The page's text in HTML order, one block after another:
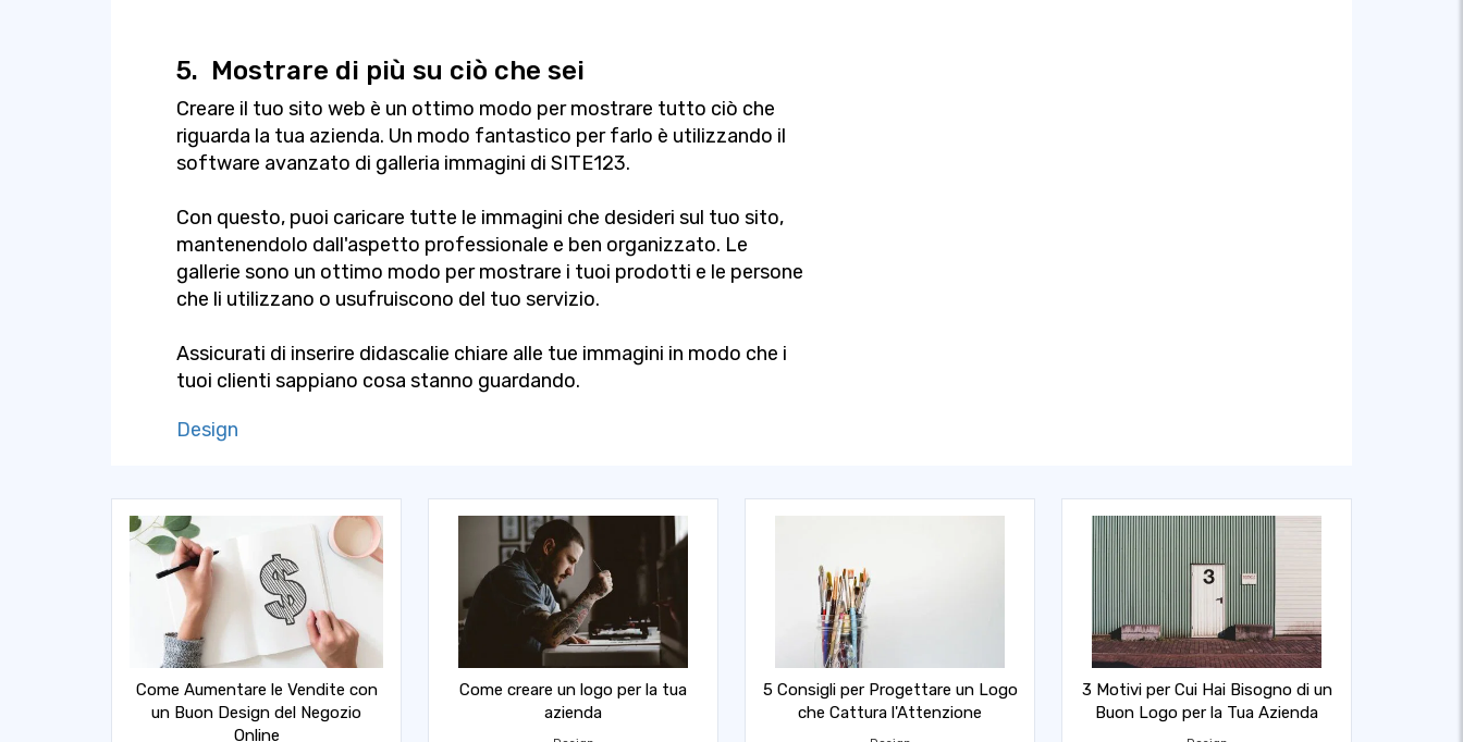
5. Mostrare di più su ciò che sei
Creare il tuo sito web è un ottimo modo per mostrare tutto ciò che
riguarda la tua azienda. Un modo fantastico per farlo è utilizzando il
software avanzato di galleria immagini di SITE123.
Con questo, puoi caricare tutte le immagini che desideri sul tuo sito,
mantenendolo dall'aspetto professionale e ben organizzato. Le
gallerie sono un ottimo modo per mostrare i tuoi prodotti e le persone
che li utilizzano o usufruiscono del tuo servizio.
Assicurati di inserire didascalie chiare alle tue immagini in modo che i
tuoi clienti sappiano cosa stanno guardando.
Design
Come Aumentare le Vendite con
un Buon Design del Negozio
Online
Come creare un logo per la tua
azienda
5 Consigli per Progettare un Logo
che Cattura l'Attenzione
3 Motivi per Cui Hai Bisogno di un
Buon Logo per la Tua Azienda